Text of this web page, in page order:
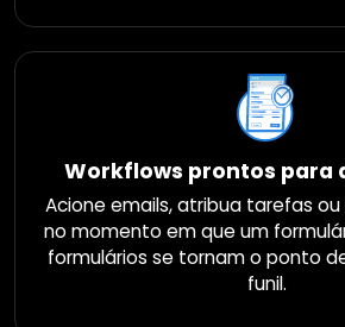
Workflows prontos para
Acione emails, atribua tarefas
no momento em que um
formulários se tornam o ponto
funil.